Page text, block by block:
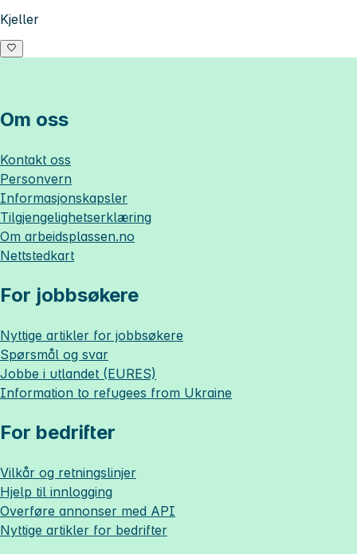
Kjeller
Om oss
Kontakt oss
Personvern
Informasjonskapsler
Tilgjengelighetserklæring
Om arbeidsplassen.no
Nettstedkart
For jobbsøkere
Nyttige artikler for jobbsøkere
Spørsmål og svar
Jobbe i utlandet (EURES)
Information to refugees from Ukraine
For bedrifter
Vilkår og retningslinjer
Hjelp til innlogging
Overføre annonser med API
Nyttige artikler for bedrifter